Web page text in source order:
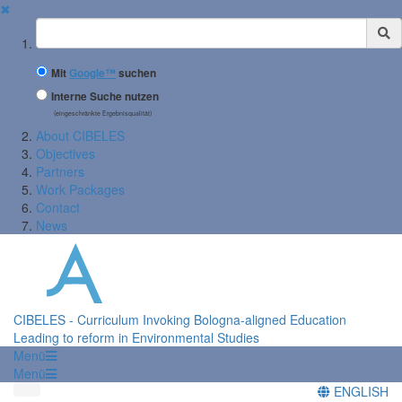
✖
Suchbegriff
MitGoogle™ suchen
Interne Suche nutzen
(eingeschränkte Ergebnisqualität)
About CIBELES
Objectives
Partners
Work Packages
Contact
News
CIBELES - Curriculum Invoking Bologna-aligned Education
Leading to reform in Environmental Studies
Menü
Menü
ENGLISH